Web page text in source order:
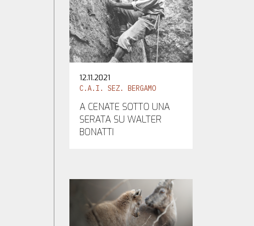
12.11.2021
C.A.I. SEZ. BERGAMO
A CENATE SOTTO UNA
SERATA SU WALTER
BONATTI